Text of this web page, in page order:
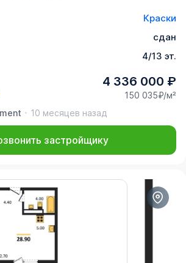
Краски
сдан
4/13 эт.
4 336 000 ₽
150 035₽/м²
10 месяцев назад
застройщику